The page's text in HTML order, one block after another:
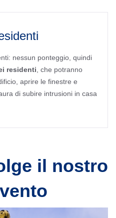
nessun ponteggio, quindi
residenti , che potranno
aprire le finestre e
di subire intrusioni in casa
il nostro